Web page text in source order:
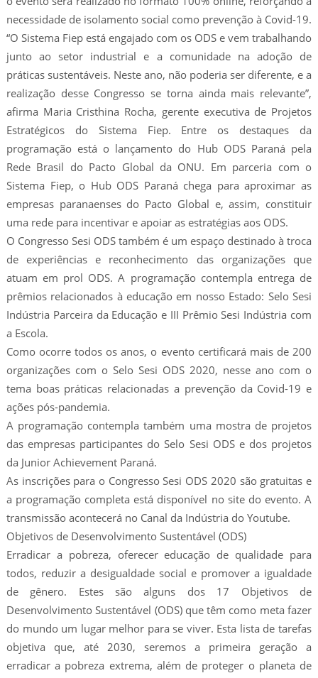
necessidade de isolamento social como prevenção à Covid-19.
“O Sistema Fiep está engajado com os ODS e vem trabalhando
junto ao setor industrial e a comunidade na adoção de
práticas sustentáveis. Neste ano, não poderia ser diferente, e a
realização desse Congresso se torna ainda mais relevante”,
afirma Maria Cristhina Rocha, gerente executiva de Projetos
Estratégicos do Sistema Fiep. Entre os destaques da
programação está o lançamento do Hub ODS Paraná pela
Rede Brasil do Pacto Global da ONU. Em parceria com o
Sistema Fiep, o Hub ODS Paraná chega para aproximar as
empresas paranaenses do Pacto Global e, assim, constituir
uma rede para incentivar e apoiar as estratégias aos ODS.
O Congresso Sesi ODS também é um espaço destinado à troca
de experiências e reconhecimento das organizações que
atuam em prol ODS. A programação contempla entrega de
prêmios relacionados à educação em nosso Estado: Selo Sesi
Indústria Parceira da Educação e III Prêmio Sesi Indústria com
a Escola.
Como ocorre todos os anos, o evento certificará mais de 200
organizações com o Selo Sesi ODS 2020, nesse ano com o
tema boas práticas relacionadas a prevenção da Covid-19 e
ações pós-pandemia.
A programação contempla também uma mostra de projetos
das empresas participantes do Selo Sesi ODS e dos projetos
da Junior Achievement Paraná.
As inscrições para o Congresso Sesi ODS 2020 são gratuitas e
a programação completa está disponível no site do evento. A
transmissão acontecerá no Canal da Indústria do Youtube.
Objetivos de Desenvolvimento Sustentável (ODS)
Erradicar a pobreza, oferecer educação de qualidade para
todos, reduzir a desigualdade social e promover a igualdade
de gênero. Estes são alguns dos 17 Objetivos de
Desenvolvimento Sustentável (ODS) que têm como meta fazer
do mundo um lugar melhor para se viver. Esta lista de tarefas
objetiva que, até 2030, seremos a primeira geração a
erradicar a pobreza extrema, além de proteger o planeta de